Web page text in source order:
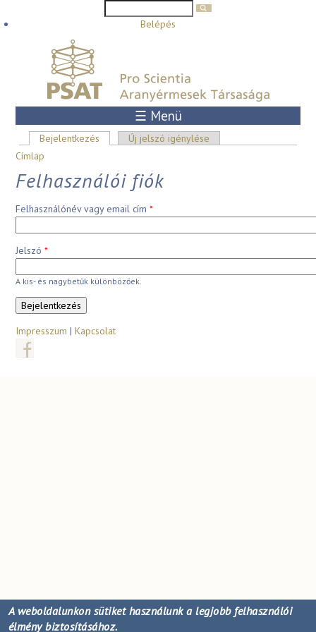
Ugrás a tartalomra
Belépés
☰ Menü
Elsődleges fülek
Bejelentkezés (aktív fül)Új jelszó igénylése
Jelenlegi hely
Címlap
Felhasználói fiók
Felhasználónév vagy email cím*
Jelszó*
A kis- és nagybetűk különbözőek.
Impresszum |Kapcsolat
A weboldalunkon sütiket használunk a legjobb felhasználói
élmény biztosításához.